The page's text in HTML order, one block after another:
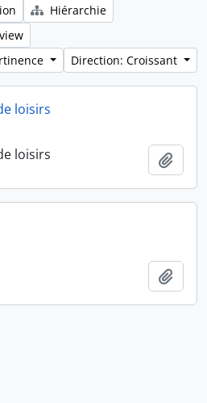
Hiérarchie
Direction: Croissant
loisirs
loisirs